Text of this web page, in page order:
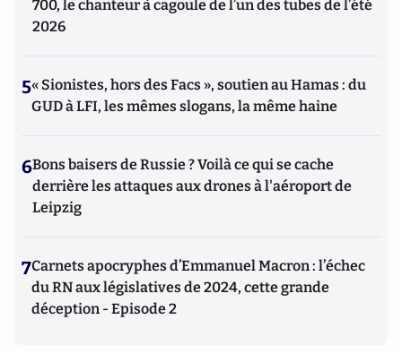
700, le chanteur à cagoule de l’un des tubes de l’été
2026
5« Sionistes, hors des Facs », soutien au Hamas : du
GUD à LFI, les mêmes slogans, la même haine
6Bons baisers de Russie ? Voilà ce qui se cache
derrière les attaques aux drones à l'aéroport de
Leipzig
7Carnets apocryphes d’Emmanuel Macron : l’échec
du RN aux législatives de 2024, cette grande
déception - Episode 2